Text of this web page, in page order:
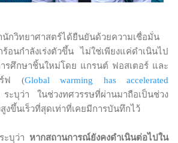
นักวิทยาศาสตร์ได้ยืนยันด้วยความเชื่อมั่น
อนกำลังเร่งตัวขึ้น ไม่ใช่เพียงแค่ดำเนินไป
รศึกษาชิ้นใหม่โดย แกรนต์ ฟอสเตอร์ และ
ร์ฟ (Global warming has accelerated
ะบุว่า ในช่วงทศวรรษที่ผ่านมาถือเป็นช่วง
งขึ้นเร็วที่สุดเท่าที่เคยมีการบันทึกไว้
ะบุว่า หากสถานการณ์ยังคงดำเนินต่อไปใน